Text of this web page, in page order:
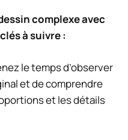
complexe avec
à suivre :
le temps d’observer
et de comprendre
et les détails